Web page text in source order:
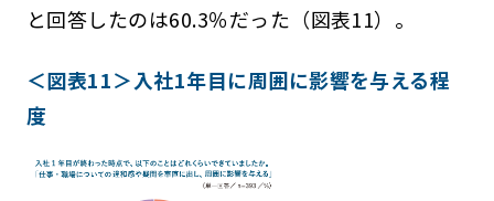
と回答したのは60.3％だった（図表11）。
＜図表11＞入社1年目に周囲に影響を与える程
度